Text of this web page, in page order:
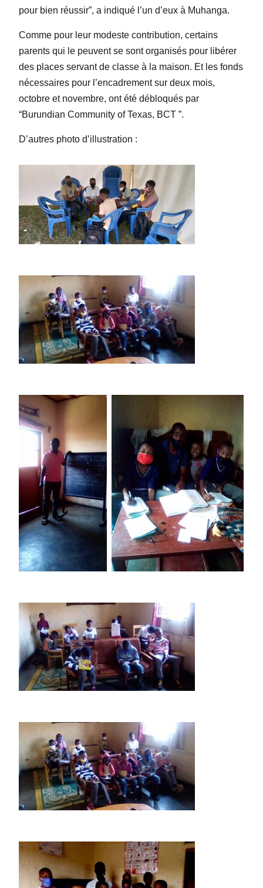
pour bien réussir”, a indiqué l’un d’eux à Muhanga.
Comme pour leur modeste contribution, certains
parents qui le peuvent se sont organisés pour libérer
des places servant de classe à la maison. Et les fonds
nécessaires pour l’encadrement sur deux mois,
octobre et novembre, ont été débloqués par
“Burundian Community of Texas, BCT ”.
D’autres photo d’illustration :